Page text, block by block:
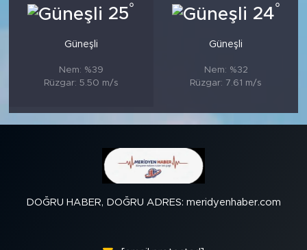
25°
Güneşli
Nem: %39
Rüzgar: 5.50 m/s
24°
Güneşli
Nem: %32
Rüzgar: 7.61 m/s
DOĞRU HABER, DOĞRU ADRES: meridyenhaber.com